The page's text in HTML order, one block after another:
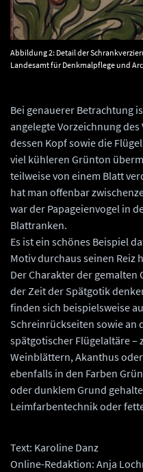
Abbildung 2: Detail der
Landesamt für Denkmalpflege und
Bei genauerer Betrachtung
angelegte Vorzeichnung
dessen Kopf sowie die
viel kühleren Grünton
teilweise von einem Blatt
hat man offenbar
war der Papageienvogel in
Blattranken.
Es ist ein schönes Beispiel
Motiv durchaus seinen Reiz
Der Charakter der gemalten
der Zeit der Spätgotik
finden sich beispielsweise
Schreinrückseiten sowie an
spätgotischer Flügelaltäre –
Weinblättern, Akanthus
ebenfalls in den Farben
oder dunklem Grund
Leimfarbentechnik oder
Text: Karoline Danz
Online-Redaktion: Anja